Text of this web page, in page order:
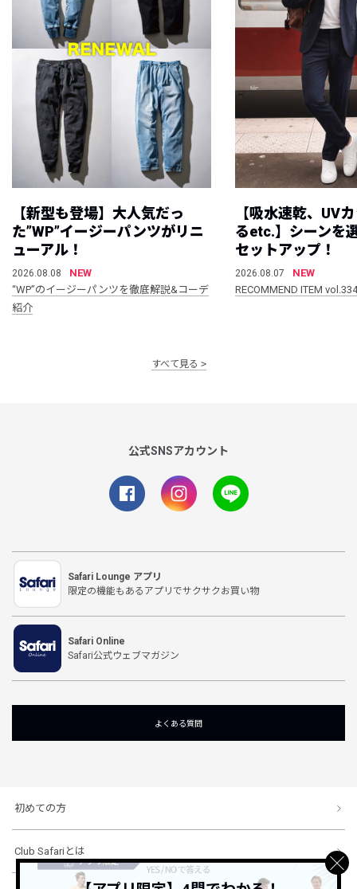
【新型も登場】大人気だっ
た”WP”イージーパンツがリニ
ューアル！
2026.08.08
NEW
“WP”のイージーパンツを徹底解説&コーデ
紹介
【吸水速乾、UV
るetc.】シーンを
セットアップ！
2026.08.07
NEW
RECOMMEND ITEM vol.334
すべて見る
公式SNSアカウント
Safari Lounge アプリ
限定の機能もあるアプリでサクサクお買い物
Safari Online
Safari公式ウェブマガジン
よくある質問
初めての方
Club Safariとは